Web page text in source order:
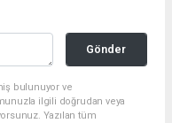
Gönder
bulunuyor ve
ilgili doğrudan veya
Yazılan tüm